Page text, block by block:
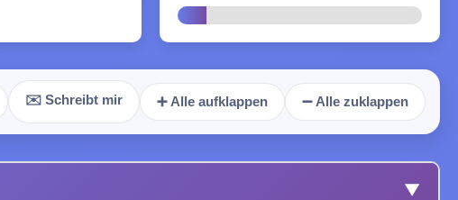
✉️ Schreibt mir ➕ Alle aufklappen ➖ Alle zuklappen
▼